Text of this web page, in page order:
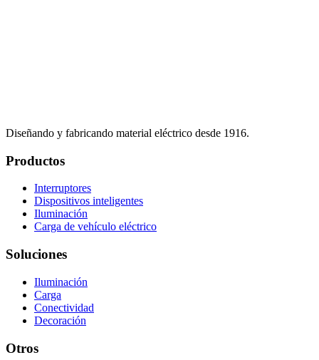
Diseñando y fabricando material eléctrico desde 1916.
Productos
Interruptores
Dispositivos inteligentes
Iluminación
Carga de vehículo eléctrico
Soluciones
Iluminación
Carga
Conectividad
Decoración
Otros